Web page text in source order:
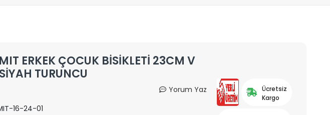
ERKEK ÇOCUK BİSİKLETİ 23CM V
TURUNCU
Yorum Yaz
16-24-01
Ücretsiz
Kargo